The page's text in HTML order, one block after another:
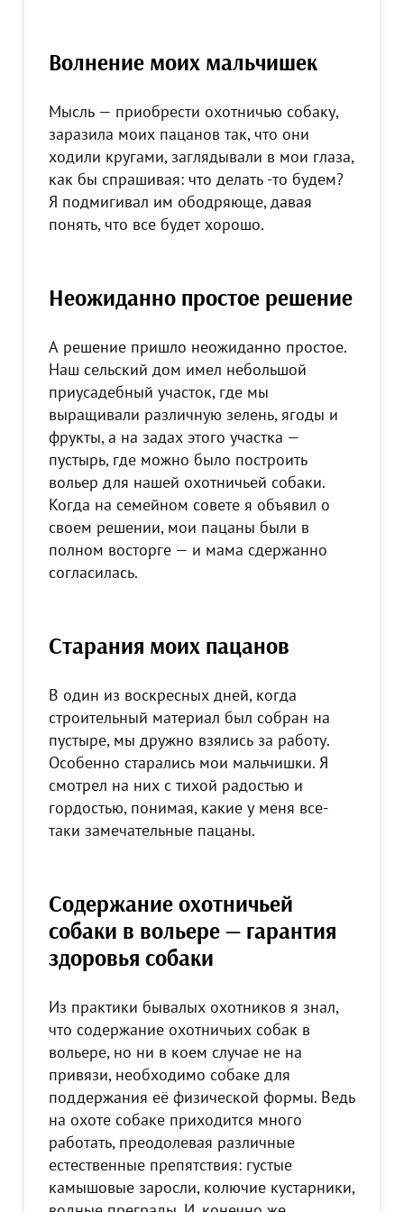
Волнение моих мальчишек
Мысль — приобрести охотничью собаку,
заразила моих пацанов так, что они
ходили кругами, заглядывали в мои глаза,
как бы спрашивая: что делать -то будем?
Я подмигивал им ободряюще, давая
понять, что все будет хорошо.
Неожиданно простое решение
А решение пришло неожиданно простое.
Наш сельский дом имел небольшой
приусадебный участок, где мы
выращивали различную зелень, ягоды и
фрукты, а на задах этого участка —
пустырь, где можно было построить
вольер для нашей охотничьей собаки.
Когда на семейном совете я объявил о
своем решении, мои пацаны были в
полном восторге — и мама сдержанно
согласилась.
Старания моих пацанов
В один из воскресных дней, когда
строительный материал был собран на
пустыре, мы дружно взялись за работу.
Особенно старались мои мальчишки. Я
смотрел на них с тихой радостью и
гордостью, понимая, какие у меня все-
таки замечательные пацаны.
Содержание охотничьей
собаки в вольере — гарантия
здоровья собаки
Из практики бывалых охотников я знал,
что содержание охотничьих собак в
вольере, но ни в коем случае не на
привязи, необходимо собаке для
поддержания её физической формы. Ведь
на охоте собаке приходится много
работать, преодолевая различные
естественные препятствия: густые
камышовые заросли, колючие кустарники,